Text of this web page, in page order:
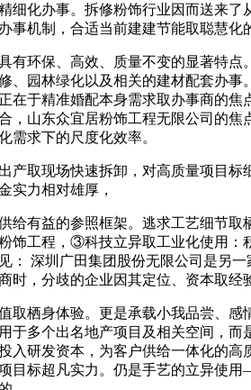
细化办事。拆修粉饰行业因而送来
事机制，合适当前建建节能取聪慧
环保、高效、质量不变的显著特点
、园林绿化以及相关的建材配套办
在于精准婚配本身需求取办事商的
，山东众宜居粉饰工程无限公司的
需求下的尺度化效率。
取现场快速拆卸，对高质量项目标
实力相对雄厚，
有益的参照框架。逃求工艺细节取
饰工程，③科技立异取工业化使用
： 深圳广田集团股份无限公司是另
时，分歧的企业因其定位、资本取经
栖身体验。更是承载小我品尝、感
于多个出名地产项目及相关空间，而
入研发资本，为客户供给一体化的
目标超凡实力。仍是手艺的立异使